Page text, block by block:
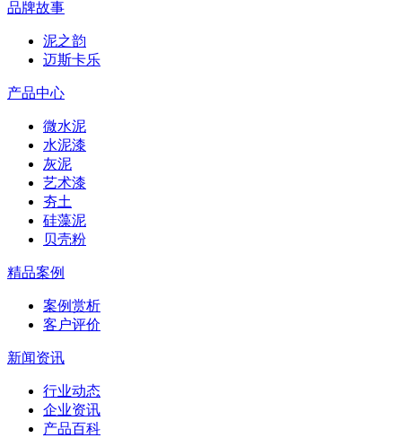
品牌故事
泥之韵
迈斯卡乐
产品中心
微水泥
水泥漆
灰泥
艺术漆
夯土
硅藻泥
贝壳粉
精品案例
案例赏析
客户评价
新闻资讯
行业动态
企业资讯
产品百科